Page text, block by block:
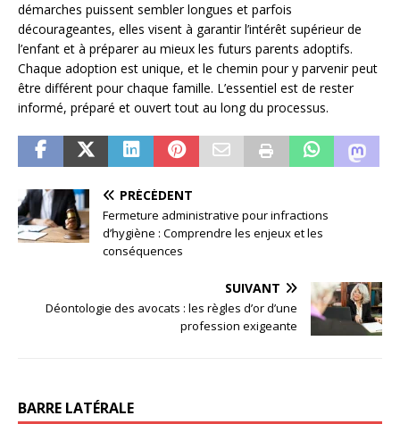
démarches puissent sembler longues et parfois
décourageantes, elles visent à garantir l’intérêt supérieur de
l’enfant et à préparer au mieux les futurs parents adoptifs.
Chaque adoption est unique, et le chemin pour y parvenir peut
être différent pour chaque famille. L’essentiel est de rester
informé, préparé et ouvert tout au long du processus.
PRÉCÉDENT
Fermeture administrative pour infractions
d’hygiène : Comprendre les enjeux et les
conséquences
SUIVANT
Déontologie des avocats : les règles d’or d’une
profession exigeante
BARRE LATÉRALE